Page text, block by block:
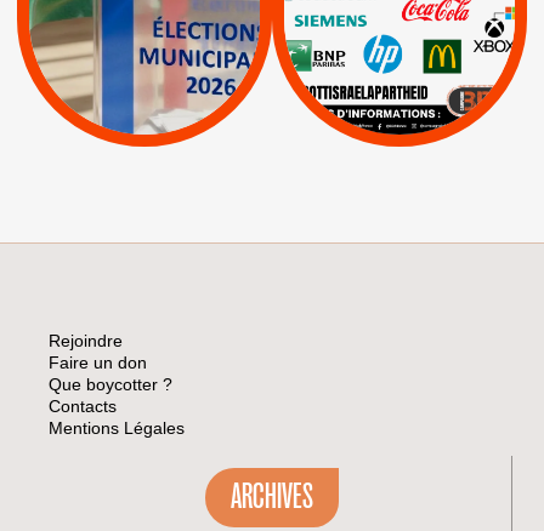
Espaces Sans
Apartheid
| Lettres d'interpellation
Pétitions
Livres et brochures |
Mehadrin | PUMA
Sodastream |
Visuels, tracts,
affiches,...
Rejoindre
Faire un don
Que boycotter ?
Contacts
Mentions Légales
ARCHIVES